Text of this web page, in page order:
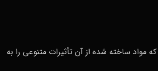
مواد ساخته شده از آن تأثیرات متنوعی را به